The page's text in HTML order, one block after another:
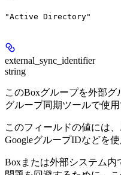
"Active Directory"
external_sync_identifier
string
このBoxグループを外部
グループ同期ツールで使
このフィールドの値には、
GoogleグループIDなどを使
Boxまたは外部システム